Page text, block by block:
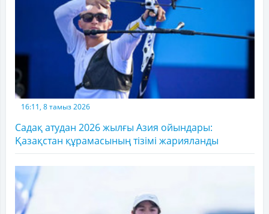
16:11, 8 тамыз 2026
Садақ атудан 2026 жылғы Азия ойындары:
Қазақстан құрамасының тізімі жарияланды